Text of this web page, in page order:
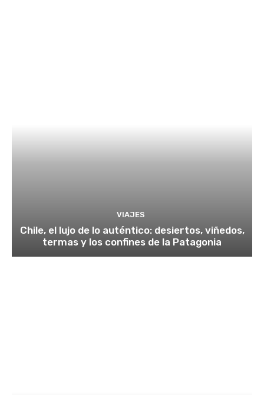
VIAJES
Chile, el lujo de lo auténtico: desiertos, viñedos,
termas y los confines de la Patagonia